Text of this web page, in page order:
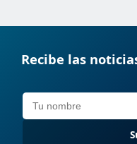
Recibe las